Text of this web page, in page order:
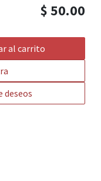
al carrito
deseos
$50.00